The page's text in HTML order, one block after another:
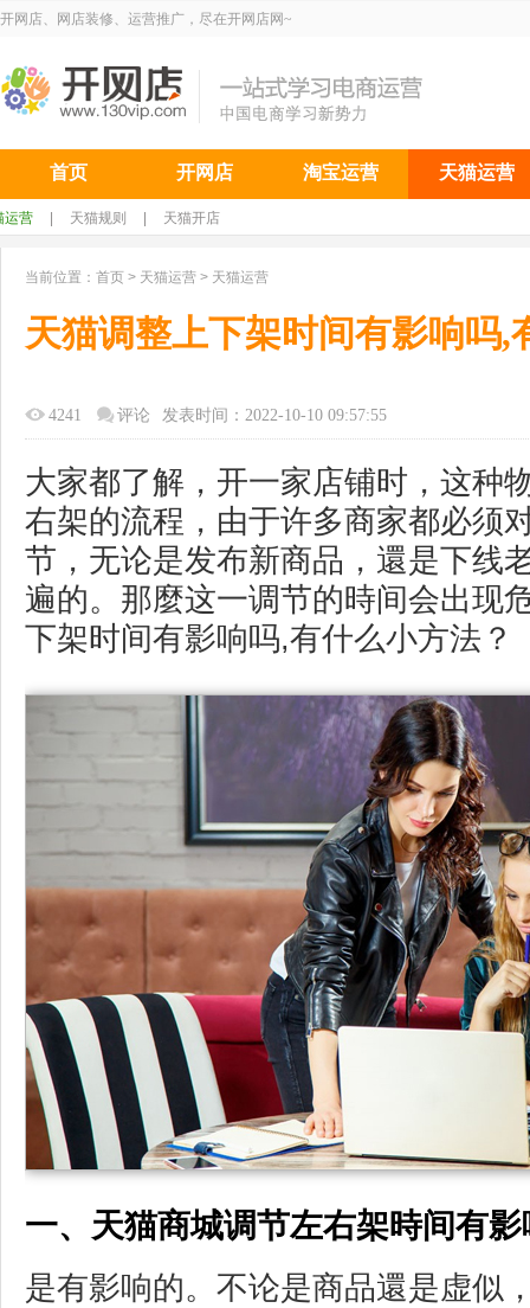
开网店、网店装修、运营推广，尽在开网店网~
首页 开网店 淘宝运营 天猫运营
运营 天猫规则 天猫开店
当前位置： 首页 > 天猫运营 > 天猫运营
天猫调整上下架时间有影响吗,
4241 评论 发表时间：2022-10-10 09:57:55
大家都了解，开一家店铺时，这种
右架的流程，由于许多商家都必须
节，无论是发布新商品，還是下线
遍的。那麼这一调节的時间会出现
下架时间有影响吗,有什么小方法？
一、天猫商城调节左右架時间有影
是有影响的。不论是商品還是虚似